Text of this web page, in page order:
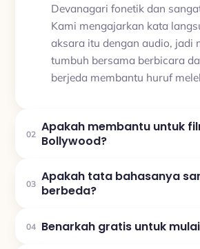
Devanagari fonetik dan
Kami mengajarkan kata
aksara itu dengan audio, jadi
tumbuh bersama berbicara
berjeda membantu huruf
02 Apakah membantu untuk
Bollywood?
03 Apakah tata bahasanya
berbeda?
04 Benarkah gratis untuk